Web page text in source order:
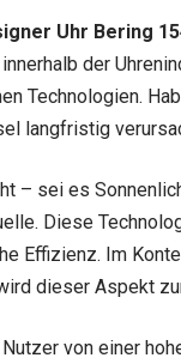
Uhr Bering
der
Technologien.
langfristig
– sei es
Diese
Effizienz. Im
dieser Aspekt
von einer